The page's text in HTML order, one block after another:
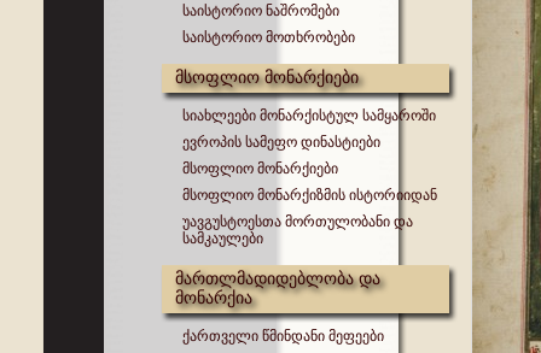
საისტორიო ნაშრომები
საისტორიო მოთხრობები
მსოფლიო მონარქიები
სიახლეები მონარქისტულ სამყაროში
ევროპის სამეფო დინასტიები
მსოფლიო მონარქიები
მსოფლიო მონარქიზმის ისტორიიდან
უავგუსტოესთა მორთულობანი და
სამკაულები
მართლმადიდებლობა და
მონარქია
ქართველი წმინდანი მეფეები